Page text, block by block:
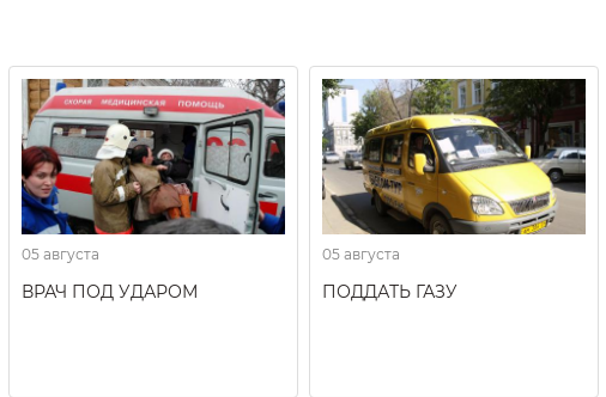
05 августа
ВРАЧ ПОД УДАРОМ
05 августа
ПОДДАТЬ ГАЗУ